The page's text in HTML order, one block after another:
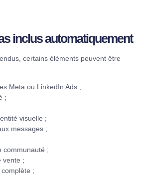
inclus automatiquement
certains éléments peuvent être
Meta ou LinkedIn Ads ;
;
visuelle ;
messages ;
communauté ;
vente ;
;